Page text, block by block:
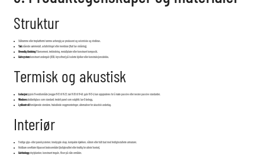
Struktur
Stålramme eller treplattform/ramme avhengig av produsent og seismiske og vindkrav.
Tak:stående sømmetall, asfaltshingel eller membran (flat/lav skråning).
Utvendig kledning:Fibersement, trekledning, metallplater eller konstruert kompositt.
Gulvsystem:konstruert undergulv (OSB, kryssfiner) på isolerte bjelker eller konstruksjonsdekke.
Termisk og akustisk
Isolasjon:typisk R-verdiområde (vegger R-13 til R-23; tak R-30 til R-49; gulv R-13+) kan oppgraderes for å møte passive eller nesten passive standarder.
Windows:dobbeltglass som standard; tredelt panel som valgfritt; lav-E-belegg.
Lydkontroll:forskjøvede stendere, frakoblede veggmonteringer, alternativer for akustisk underlag.
Interiør
Ferdige gips- eller panelsystemer, innebygde skap, kompakte kjøkken, våtrom eller fullt bad med ferdiginstallerte armaturer.
Holdbare overflater tilpasset bruksområdet (boligkvalitet eller kraftig for utleie/kontor).
Gulvbelegg:vinylplanker, konstruert tregulv, fliser på våte områder.